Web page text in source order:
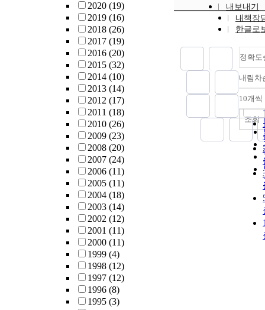
2020 (19)
2019 (16)
2018 (26)
2017 (19)
2016 (20)
2015 (32)
2014 (10)
2013 (14)
2012 (17)
2011 (18)
2010 (26)
2009 (23)
2008 (20)
2007 (24)
2006 (11)
2005 (11)
2004 (18)
2003 (14)
2002 (12)
2001 (11)
2000 (11)
1999 (4)
1998 (12)
1997 (12)
1996 (8)
1995 (3)
내보내기
내책장
한글로
정확도
내림차
10개씩
조회